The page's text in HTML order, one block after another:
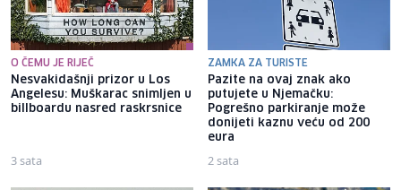
O ČEMU JE RIJEČ
Nesvakidašnji prizor u Los
Angelesu: Muškarac snimljen u
billboardu nasred raskrsnice
3 sata
ZAMKA ZA TURISTE
Pazite na ovaj znak ako
putujete u Njemačku:
Pogrešno parkiranje može
donijeti kaznu veću od 200
eura
2 sata